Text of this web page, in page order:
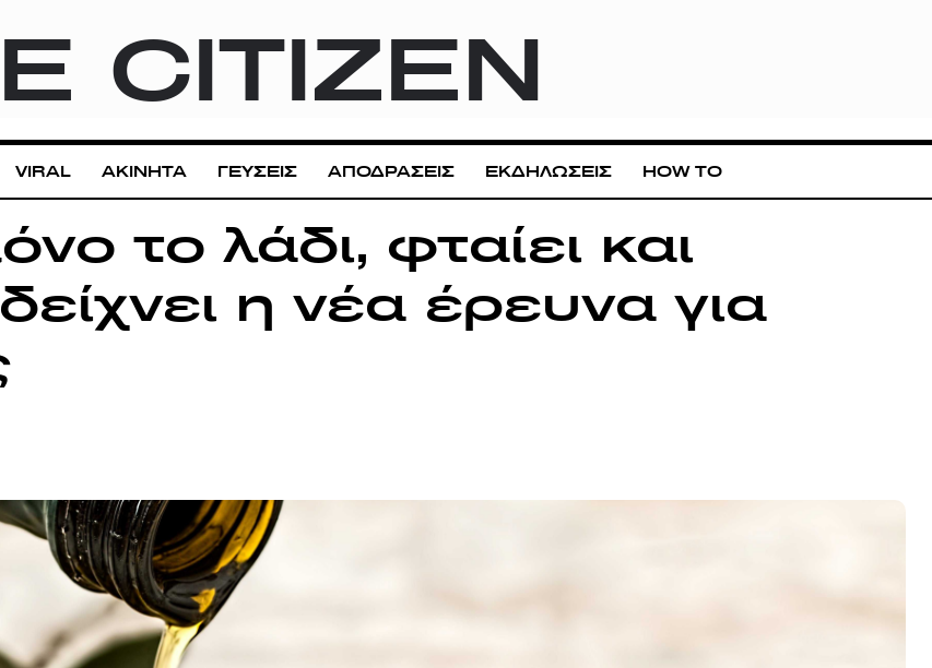
CITIZEN
VIRAL ΑΚΙΝΗΤΑ ΓΕΥΣΕΙΣ ΑΠΟΔΡΑΣΕΙΣ ΕΚΔΗΛΩΣΕΙΣ HOW TO
το λάδι, φταίει και
δείχνει η νέα έρευνα για